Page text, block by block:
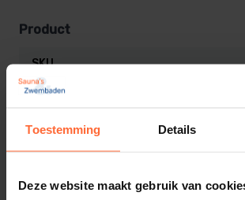
Toestemming Details
Deze website maakt gebruik van
Optimale waterregeling
Met een zwembad bypass verdeel je
direct door de warmtepomp of
Product
SKU
SW-ST-2595488
8719558884612
3 kg